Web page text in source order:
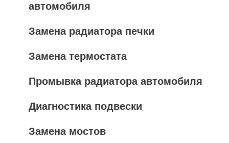
автомобиля
Замена радиатора печки
Замена термостата
Промывка радиатора автомобиля
Диагностика подвески
Замена мостов